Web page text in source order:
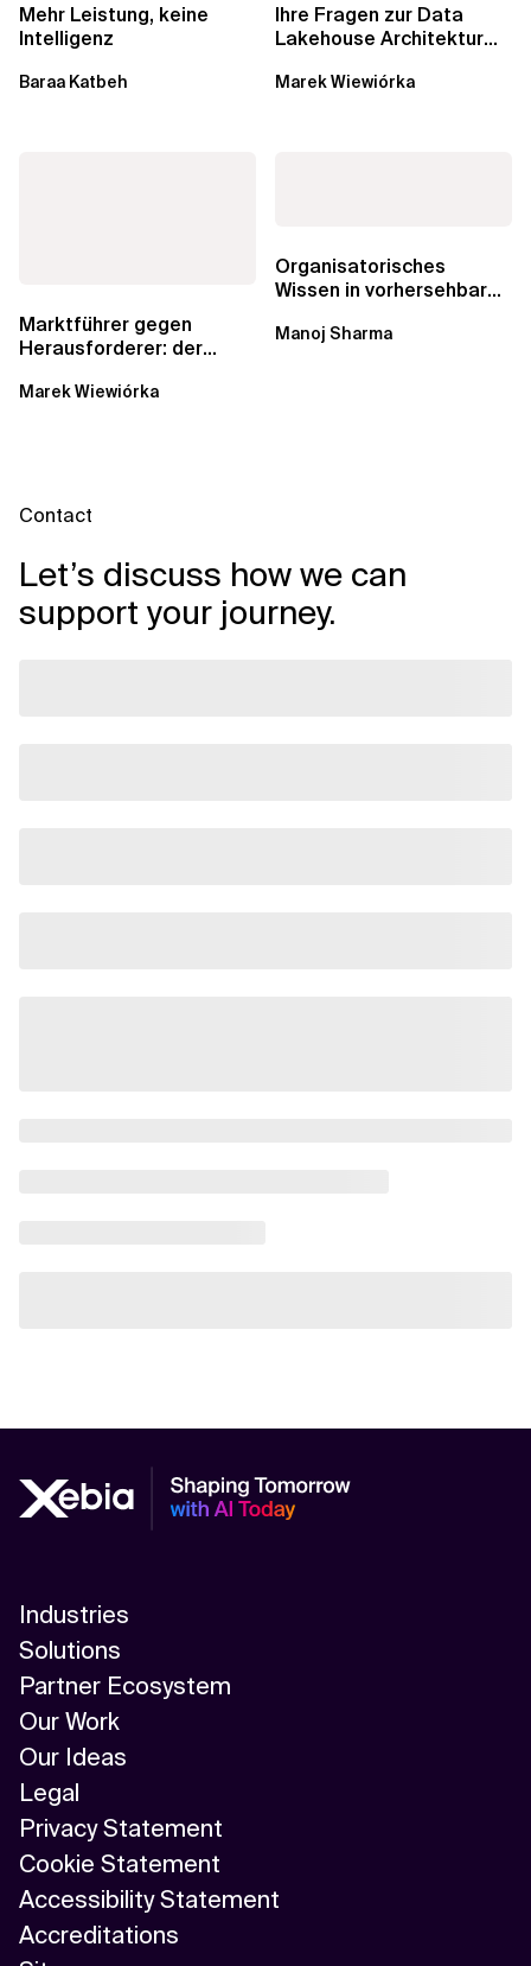
Mehr Leistung, keine
Intelligenz
Baraa Katbeh
Ihre Fragen zur Data
Lakehouse Architektur
Marek Wiewiórka
Marktführer gegen
Herausforderer: der
Datenkataloge in Data...
Marek Wiewiórka
Organisatorisches
Wissen in vorhersehbare
Schätzungen und...
Manoj Sharma
Contact
Let’s discuss how we can
support your journey.
Industries
Solutions
Partner Ecosystem
Our Work
Our Ideas
Legal
Privacy Statement
Cookie Statement
Accessibility Statement
Accreditations